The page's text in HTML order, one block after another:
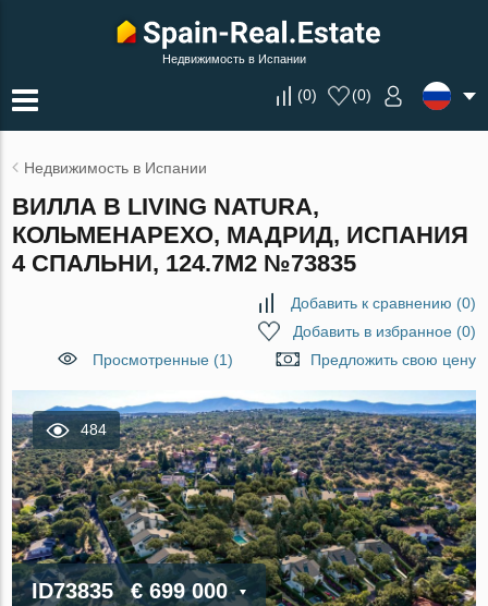
Недвижимость в Испании
(0) (0)
Недвижимость в Испании
ВИЛЛА В LIVING NATURA,
КОЛЬМЕНАРЕХО, МАДРИД, ИСПАНИЯ
4 СПАЛЬНИ, 124.7М2 №73835
Добавить к сравнению (0)
Добавить в избранное(0)
Просмотренные (1)
Предложить свою цену
484
ID73835 € 699 000